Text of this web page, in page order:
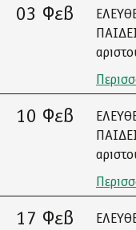
03 Φεβ
10 Φεβ
17 Φεβ